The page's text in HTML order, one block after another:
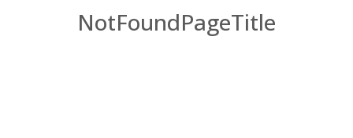
ReferanslarNotFoundPageTitle